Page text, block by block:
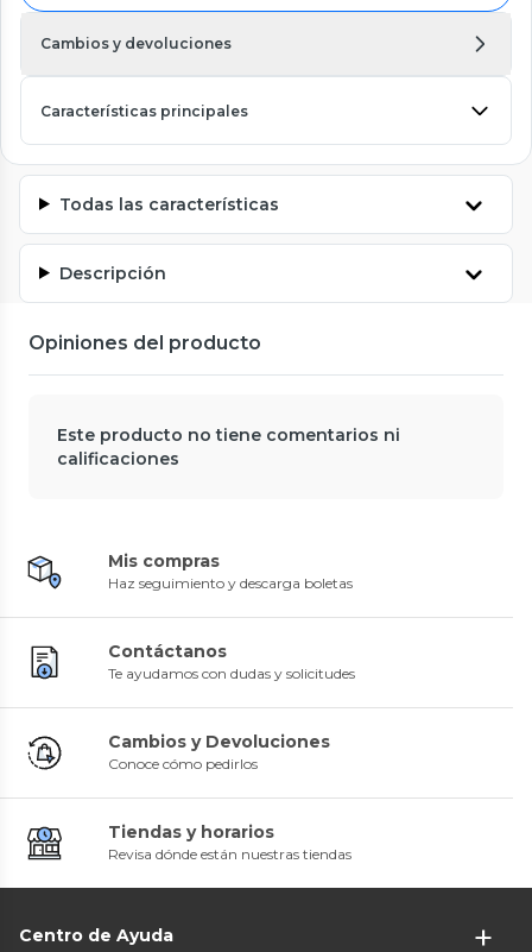
Cambios y devoluciones
Características principales
Todas las características
Descripción
Opiniones del producto
Este producto no tiene comentarios ni
calificaciones
Mis compras
Haz seguimiento y descarga boletas
Contáctanos
Te ayudamos con dudas y solicitudes
Cambios y Devoluciones
Conoce cómo pedirlos
Tiendas y horarios
Revisa dónde están nuestras tiendas
Centro de Ayuda